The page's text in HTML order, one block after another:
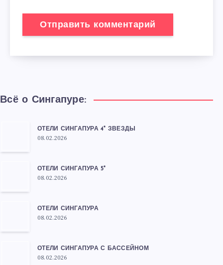
Всё о Сингапуре:
ОТЕЛИ СИНГАПУРА 4* ЗВЕЗДЫ
08.02.2026
ОТЕЛИ СИНГАПУРА 5*
08.02.2026
ОТЕЛИ СИНГАПУРА
08.02.2026
ОТЕЛИ СИНГАПУРА С БАССЕЙНОМ
08.02.2026